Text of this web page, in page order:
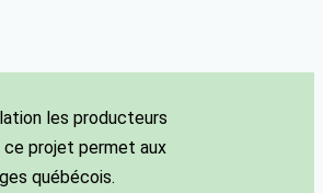
les producteurs
ce projet permet aux
québécois.